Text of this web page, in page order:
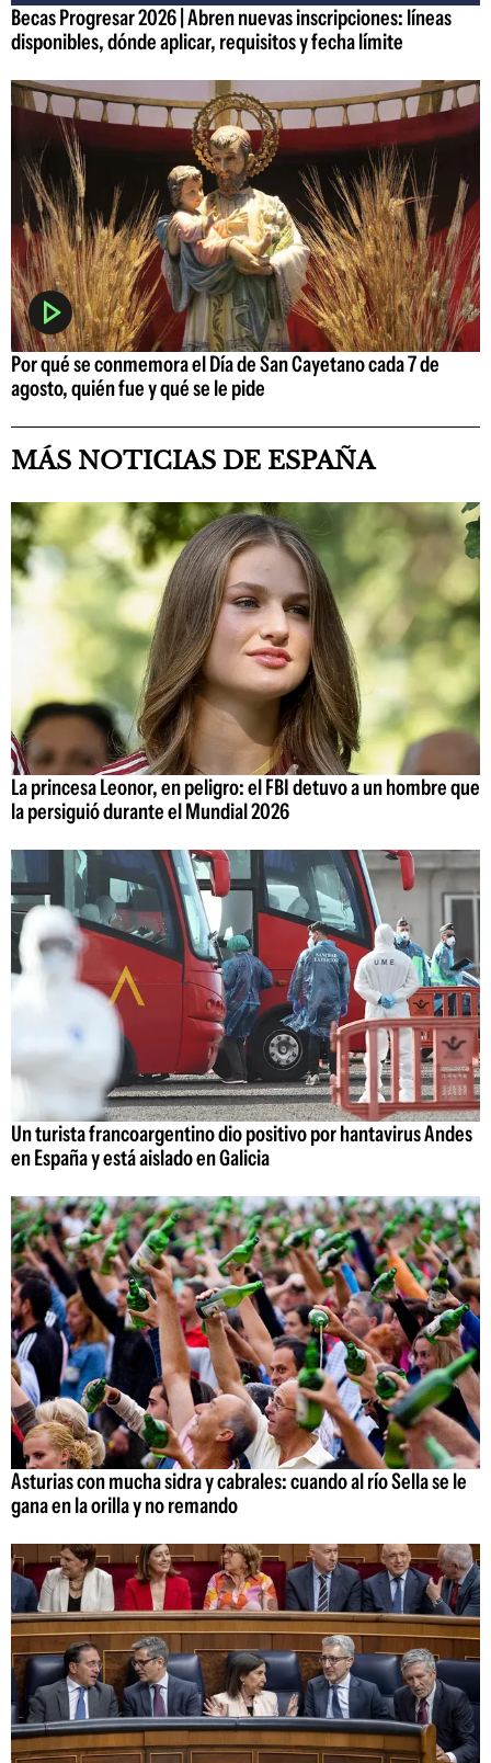
Becas Progresar 2026 | Abren nuevas inscripciones: líneas
disponibles, dónde aplicar, requisitos y fecha límite
Por qué se conmemora el Día de San Cayetano cada 7 de
agosto, quién fue y qué se le pide
MÁS NOTICIAS DE ESPAÑA
La princesa Leonor, en peligro: el FBI detuvo a un hombre que
la persiguió durante el Mundial 2026
Un turista francoargentino dio positivo por hantavirus Andes
en España y está aislado en Galicia
Asturias con mucha sidra y cabrales: cuando al río Sella se le
gana en la orilla y no remando